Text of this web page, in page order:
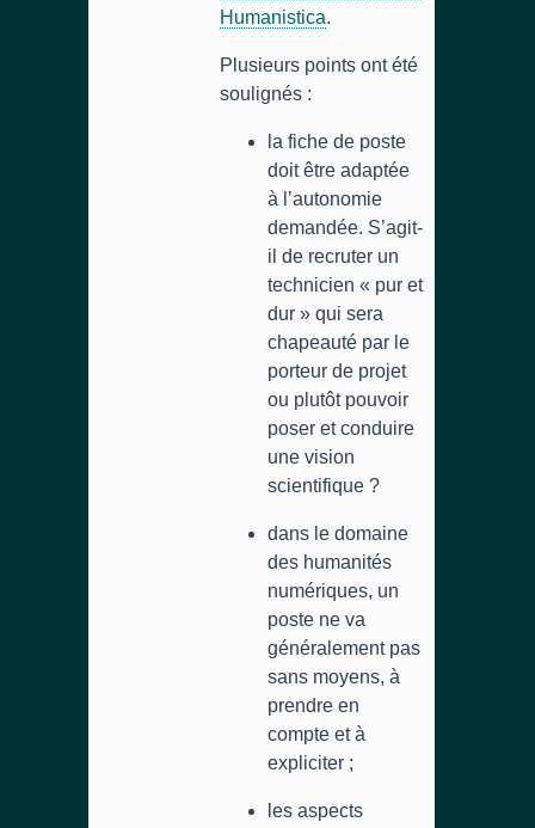
Humanistica.
Plusieurs points ont été
soulignés :
la fiche de poste
doit être adaptée
à l’autonomie
demandée. S’agit-
il de recruter un
technicien « pur et
dur » qui sera
chapeauté par le
porteur de projet
ou plutôt pouvoir
poser et conduire
une vision
scientifique ?
dans le domaine
des humanités
numériques, un
poste ne va
généralement pas
sans moyens, à
prendre en
compte et à
expliciter ;
les aspects